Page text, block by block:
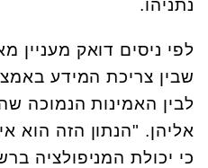
נתניהו.
לפי ניסים דואק מעניין
שבין צריכת המידע
לבין האמינות הנמוכה
אליהן. "הנתון הזה הוא
כי יכולת המניפולציה